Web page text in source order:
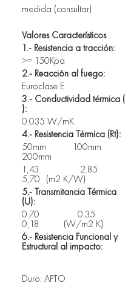
medida (consultar)
Valores Característicos
1.- Resistencia a tracción:
>= 150Kpa
2.- Reacción al fuego:
Euroclase E
3.- Conductividad térmica (
):
0.035 W/mK
4.- Resistencia Térmica (Rt):
50mm	 100mm
200mm
1,43 		    2.85
5,70	(m2 K/W)
5.- Transmitancia Térmica
(U):
0.70 	             0.35
0,18          (W/m2 K)
6.- Resistencia Funcional y
Estructural al impacto:
Duro: APTO